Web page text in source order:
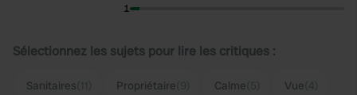
1
Sélectionnez les sujets pour lire les critiques :
Sanitaires Propriétaire Calme Vue